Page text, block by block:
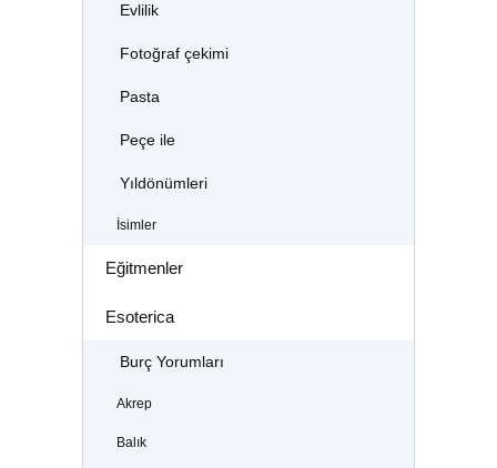
Evlilik
Fotoğraf çekimi
Pasta
Peçe ile
Yıldönümleri
İsimler
Eğitmenler
Esoterica
Burç Yorumları
Akrep
Balık